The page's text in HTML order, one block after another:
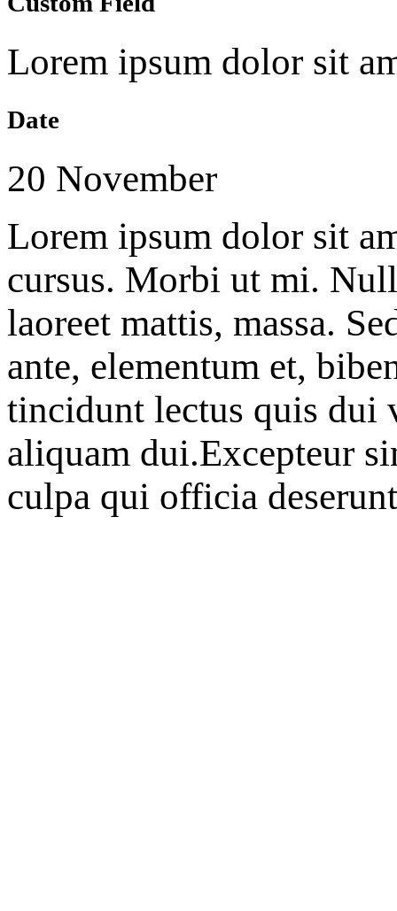
Lorem ipsum dolor sit
Date
20 November
Lorem ipsum dolor sit
cursus. Morbi ut mi.
laoreet mattis, massa.
ante, elementum et,
tincidunt lectus quis dui
aliquam dui.Excepteur
culpa qui officia